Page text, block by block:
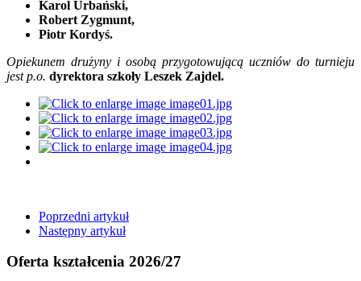
Karol Urbański,
Robert Zygmunt,
Piotr Kordyś.
Opiekunem drużyny i osobą przygotowującą uczniów do turnieju
jest p.o. dyrektora szkoły Leszek Zajdel.
Poprzedni artykuł
Następny artykuł
Oferta kształcenia 2026/27